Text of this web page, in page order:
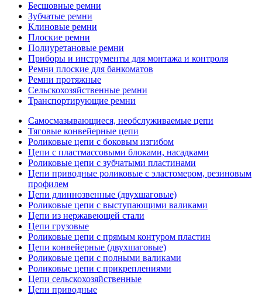
Бесшовные ремни
Зубчатые ремни
Клиновые ремни
Плоские ремни
Полиуретановые ремни
Приборы и инструменты для монтажа и контроля
Ремни плоские для банкоматов
Ремни протяжные
Сельскохозяйственные ремни
Транспортирующие ремни
Самосмазывающиеся, необслуживаемые цепи
Тяговые конвейерные цепи
Роликовые цепи с боковым изгибом
Цепи с пластмассовыми блоками, насадками
Роликовые цепи с зубчатыми пластинами
Цепи приводные роликовые с эластомером, резиновым
профилем
Цепи длиннозвенные (двухшаговые)
Роликовые цепи с выступающими валиками
Цепи из нержавеющей стали
Цепи грузовые
Роликовые цепи с прямым контуром пластин
Цепи конвейерные (двухшаговые)
Роликовые цепи с полными валиками
Роликовые цепи с прикреплениями
Цепи сельскохозяйственные
Цепи приводные